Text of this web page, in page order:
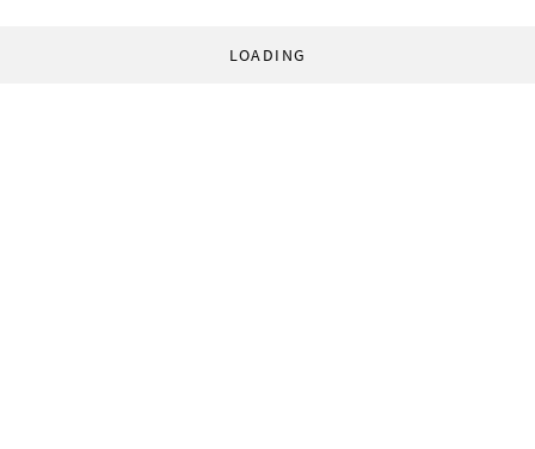
LOADING